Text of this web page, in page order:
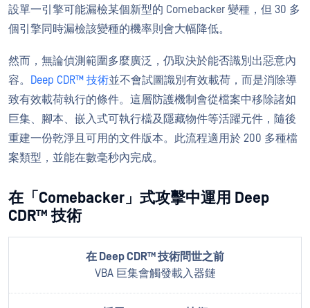
設單一引擎可能漏檢某個新型的 Comebacker 變種，但 30 多
個引擎同時漏檢該變種的機率則會大幅降低。
然而，無論偵測範圍多麼廣泛，仍取決於能否識別出惡意內
容。
Deep CDR™ 技術並不會試圖識別有效載荷，而是消除導
致有效載荷執行的條件。這層防護機制會從檔案中移除諸如
巨集、腳本、嵌入式可執行檔及隱藏物件等活躍元件，隨後
重建一份乾淨且可用的文件版本。此流程適用於 200 多種檔
案類型，並能在數毫秒內完成。
在「Comebacker」式攻擊中運用 Deep
CDR™ 技術
VBA 巨集會觸發載入器鏈